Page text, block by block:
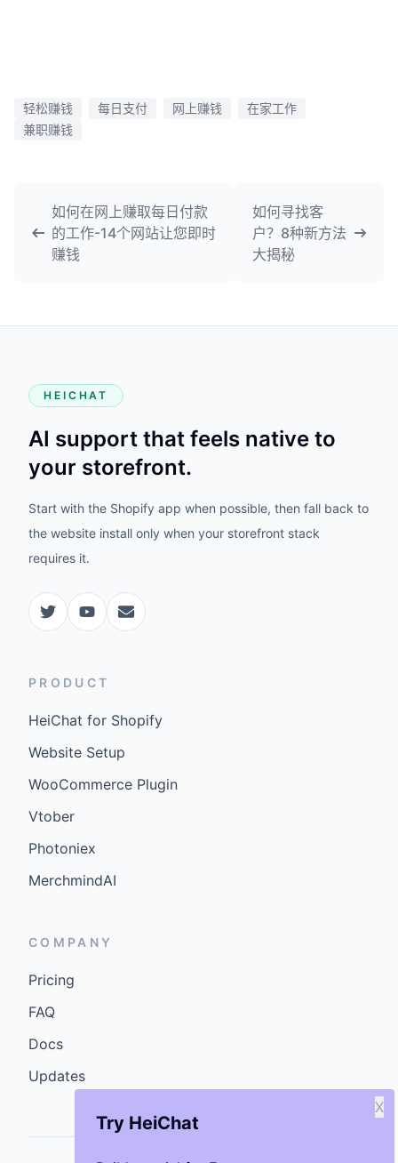
Try HeiChat
X
轻松赚钱 每日支付 网上赚钱
在家工作
兼职赚钱
如何在网上赚取每日付款
的工作-14个网站让您即时
赚钱
如何寻找客
户？8种新方法
大揭秘
HEICHAT
AI support that feels native to
your storefront.
Start with the Shopify app when possible, then fall back to
the website install only when your storefront stack
requires it.
PRODUCT
HeiChat for Shopify
Website Setup
WooCommerce Plugin
Vtober
Photoniex
MerchmindAI
COMPANY
Pricing
FAQ
Docs
Updates